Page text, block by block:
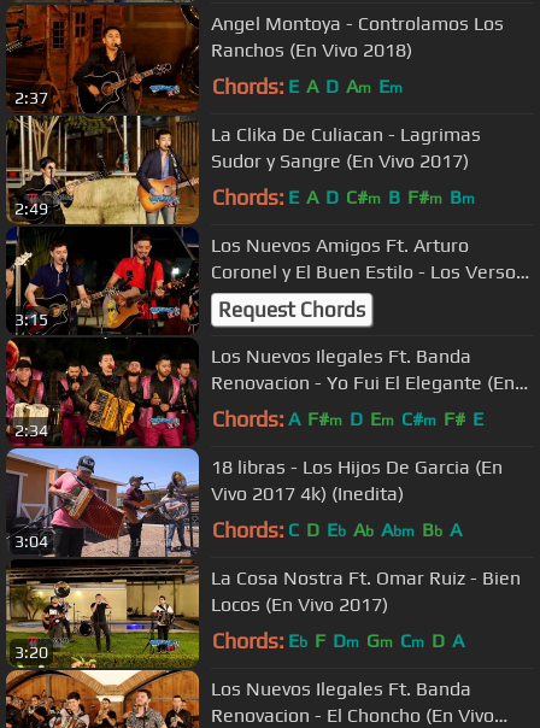
2:37
Angel Montoya - Controlamos Los
Ranchos (En Vivo 2018)
Chords: E A D Am Em
2:49
La Clika De Culiacan - Lagrimas
Sudor y Sangre (En Vivo 2017)
Chords: E A D C#m B F#m Bm
3:15
Los Nuevos Amigos Ft. Arturo
Coronel y El Buen Estilo - Los Versos
Del Pobre (En Vivo 2017)
Request Chords
2:34
Los Nuevos Ilegales Ft. Banda
Renovacion - Yo Fui El Elegante (En
Vivo 2018)
Chords: A F#m D Em C#m F# E
3:04
18 libras - Los Hijos De Garcia (En
Vivo 2017 4k) (Inedita)
Chords: C D Eb Ab Abm Bb A
3:20
La Cosa Nostra Ft. Omar Ruiz - Bien
Locos (En Vivo 2017)
Chords: Eb F Dm Gm Cm D A
Los Nuevos Ilegales Ft. Banda
Renovacion - El Choncho (En Vivo